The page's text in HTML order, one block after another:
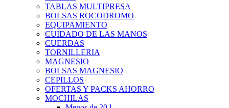
TABLAS MULTIPRESA
BOLSAS ROCODROMO
EQUIPAMIENTO
CUIDADO DE LAS MANOS
CUERDAS
TORNILLERIA
MAGNESIO
BOLSAS MAGNESIO
CEPILLOS
OFERTAS Y PACKS AHORRO
MOCHILAS